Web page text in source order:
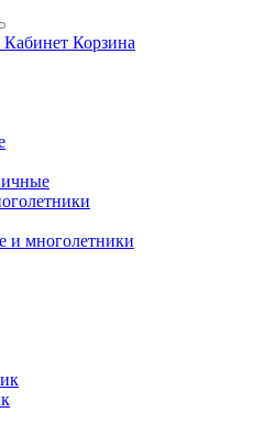
Кабинет Корзина
и многолетники